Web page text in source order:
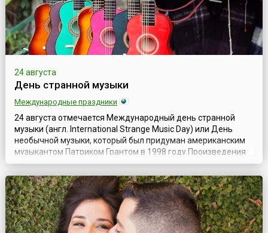
24 августа
День странной музыки
Международные праздники
24 августа отмечается Международный день странной
музыки (англ. International Strange Music Day) или День
необычной музыки, который был придуман американским
музыкантом Патриком Грантом в 1998 году.Произведения
этого композитора представляют собой синтез различных
жанров и стилей — от популярной и классической музыки
до пост-панка, эмбиента и этнической музыки. В начале
своей творческой карьер...